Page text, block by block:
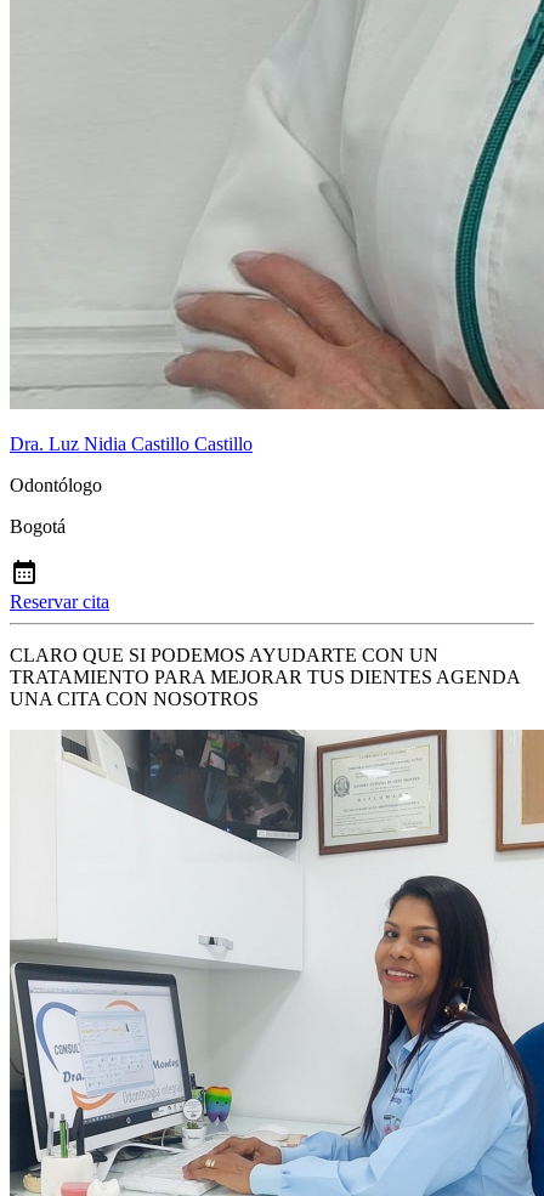
Dra. Luz Nidia Castillo Castillo
Odontólogo
Bogotá
Reservar cita
CLARO QUE SI PODEMOS AYUDARTE CON UN
TRATAMIENTO PARA MEJORAR TUS DIENTES AGENDA
UNA CITA CON NOSOTROS